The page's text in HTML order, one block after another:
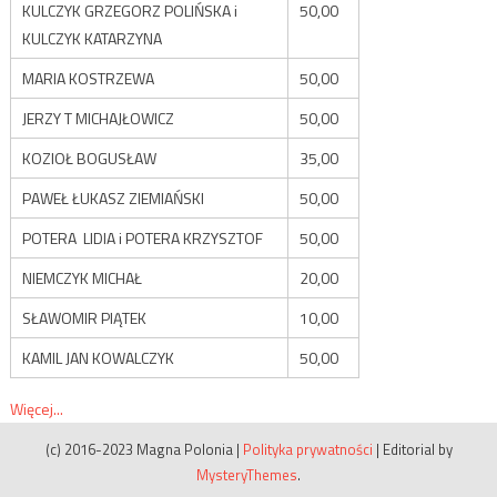
KULCZYK GRZEGORZ POLIŃSKA i
KULCZYK KATARZYNA
50,00
MARIA KOSTRZEWA
50,00
JERZY T MICHAJŁOWICZ
50,00
KOZIOŁ BOGUSŁAW
35,00
PAWEŁ ŁUKASZ ZIEMIAŃSKI
50,00
POTERA LIDIA i POTERA KRZYSZTOF
50,00
NIEMCZYK MICHAŁ
20,00
SŁAWOMIR PIĄTEK
10,00
KAMIL JAN KOWALCZYK
50,00
Więcej...
(c) 2016-2023 Magna Polonia | Polityka prywatności | Editorial by
MysteryThemes.